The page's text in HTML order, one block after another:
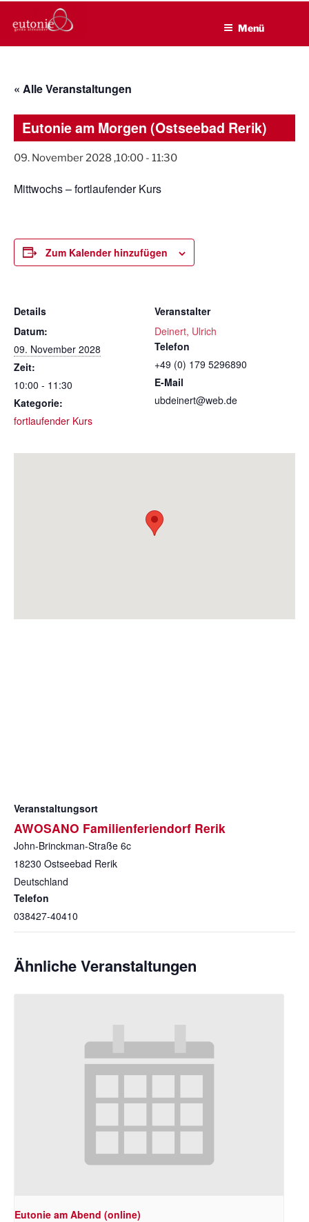
Inhalt
EUTONIE.DE
Lebensbalance durch körperliche Selbsterfahrung
Menü
« Alle Veranstaltungen
Eutonie am Morgen (Ostseebad Rerik)
09. November 2028 ,10:00 - 11:30
Mittwochs – fortlaufender Kurs
Zum Kalender hinzufügen
Details
Datum:
09. November 2028
Zeit:
10:00 - 11:30
Kategorie:
fortlaufender Kurs
Veranstalter
Deinert, Ulrich
Telefon
+49 (0) 179 5296890
E-Mail
ubdeinert@web.de
Veranstaltungsort
AWOSANO Familienferiendorf Rerik
John-Brinckman-Straße 6c
18230 Ostseebad Rerik
Deutschland
Telefon
038427-40410
Ähnliche Veranstaltungen
Eutonie am Abend (online)